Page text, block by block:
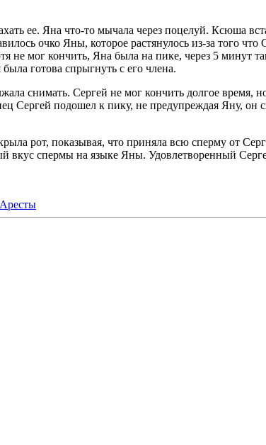
ее. Яна что-то мычала через поцелуй. Ксюша
очко Яны, которое растянулось из-за того
мог кончить, Яна была на пике, через 5 минут
готова спрыгнуть с его члена.
снимать. Сергей не мог кончить долгое время,
Сергей подошел к пику, не предупреждая Яну, он
рот, показывая, что приняла всю сперму от
вкус спермы на языке Яны. Удовлетворенный
Аресты